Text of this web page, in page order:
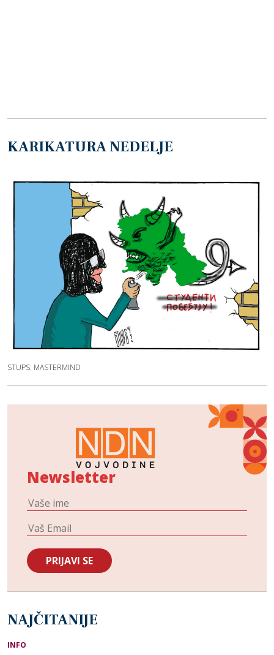
KARIKATURA NEDELJE
STUPS: MASTERMIND
Newsletter
NAJČITANIJE
INFO